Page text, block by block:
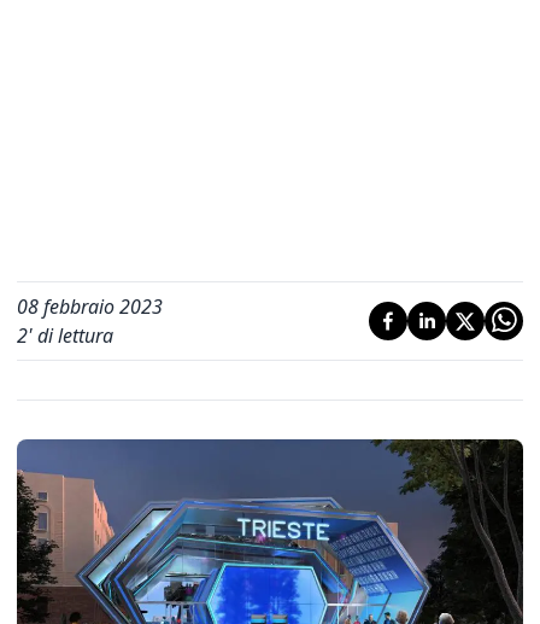
08 febbraio 2023
2' di lettura